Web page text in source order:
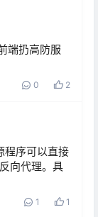
端扔高防服
0 2
程序可以直接
向代理。具
1 1